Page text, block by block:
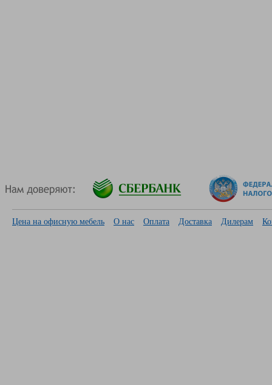
Цена на офисную мебель О нас Оплата Доставка Дилерам